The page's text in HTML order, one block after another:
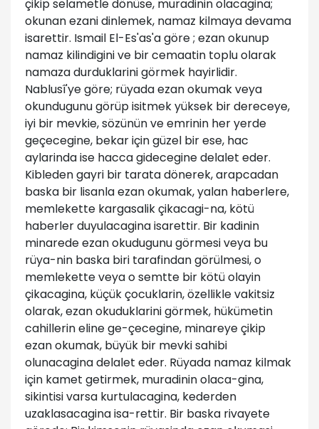
çikip selametle dönüse, muradinin olacagina;
okunan ezani dinlemek, namaz kilmaya devama
isarettir. Ismail El-Es'as'a göre ; ezan okunup
namaz kilindigini ve bir cemaatin toplu olarak
namaza durduklarini görmek hayirlidir.
Nablusî'ye göre; rüyada ezan okumak veya
okundugunu görüp isitmek yüksek bir dereceye,
iyi bir mevkie, sözünün ve emrinin her yerde
geçecegine, bekar için güzel bir ese, hac
aylarinda ise hacca gidecegine delalet eder.
Kibleden gayri bir tarata dönerek, arapcadan
baska bir lisanla ezan okumak, yalan haberlere,
memlekette kargasalik çikacagi-na, kötü
haberler duyulacagina isarettir. Bir kadinin
minarede ezan okudugunu görmesi veya bu
rüya-nin baska biri tarafindan görülmesi, o
memlekette veya o semtte bir kötü olayin
çikacagina, küçük çocuklarin, özellikle vakitsiz
olarak, ezan okuduklarini görmek, hükümetin
cahillerin eline ge-çecegine, minareye çikip
ezan okumak, büyük bir mevki sahibi
olunacagina delalet eder. Rüyada namaz kilmak
için kamet getirmek, muradinin olaca-gina,
sikintisi varsa kurtulacagina, kederden
uzaklasacagina isa-rettir. Bir baska rivayete